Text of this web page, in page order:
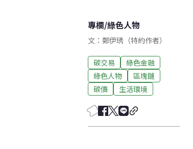
專欄/綠色人物
文：鄭伊琇（特約作者）
碳交易
綠色金融
綠色人物
區塊鏈
碳價
生活環境